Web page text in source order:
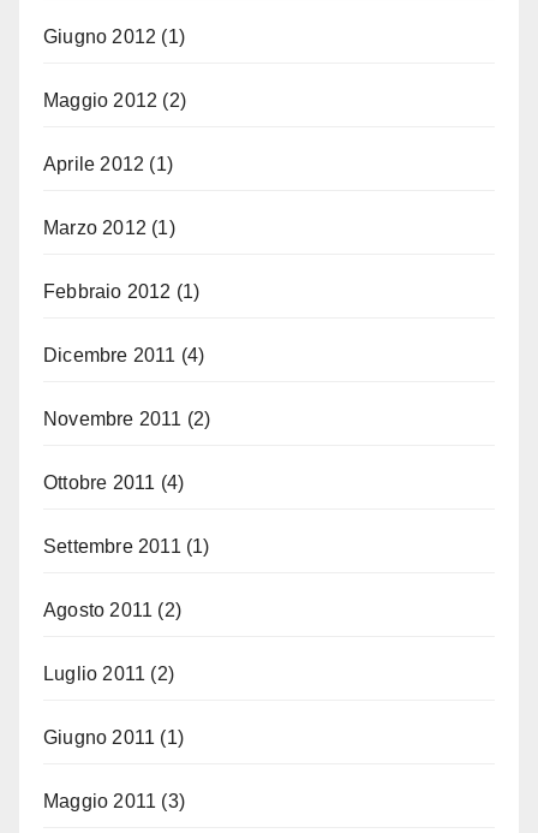
Giugno 2012 (1)
Maggio 2012 (2)
Aprile 2012 (1)
Marzo 2012 (1)
Febbraio 2012 (1)
Dicembre 2011 (4)
Novembre 2011 (2)
Ottobre 2011 (4)
Settembre 2011 (1)
Agosto 2011 (2)
Luglio 2011 (2)
Giugno 2011 (1)
Maggio 2011 (3)